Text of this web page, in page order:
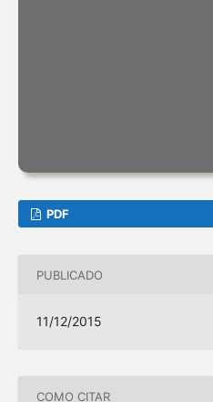
PDF
PUBLICADO
11/12/2015
COMO CITAR